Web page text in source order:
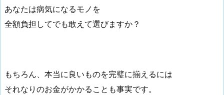
あなたは病気になるモノを
全額負担してでも敢えて選びますか？
もちろん、本当に良いものを完璧に揃えるには
それなりのお金がかかることも事実です。